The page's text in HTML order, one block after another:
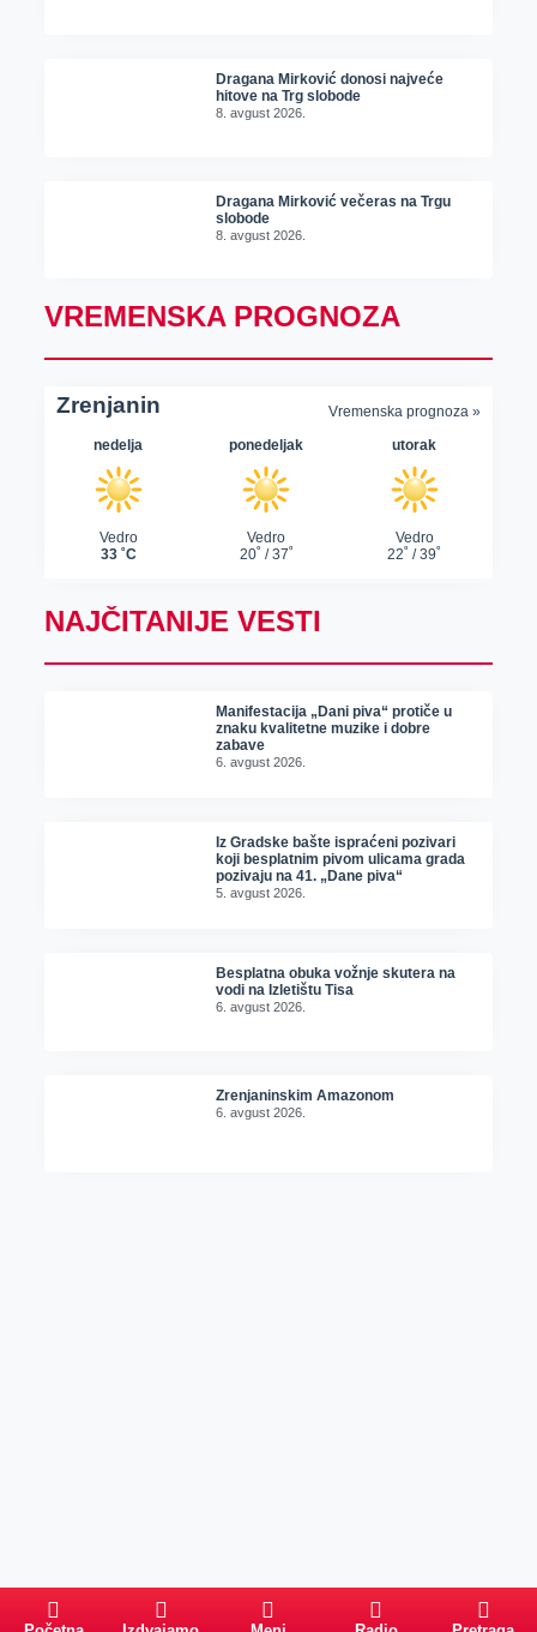
Dragana Mirković donosi najveće
hitove na Trg slobode
8. avgust 2026.
Dragana Mirković večeras na Trgu
slobode
8. avgust 2026.
VREMENSKA PROGNOZA
NAJČITANIJE VESTI
Manifestacija „Dani piva“ protiče u
znaku kvalitetne muzike i dobre
zabave
6. avgust 2026.
Iz Gradske bašte ispraćeni pozivari
koji besplatnim pivom ulicama grada
pozivaju na 41. „Dane piva“
5. avgust 2026.
Besplatna obuka vožnje skutera na
vodi na Izletištu Tisa
6. avgust 2026.
Zrenjaninskim Amazonom
6. avgust 2026.